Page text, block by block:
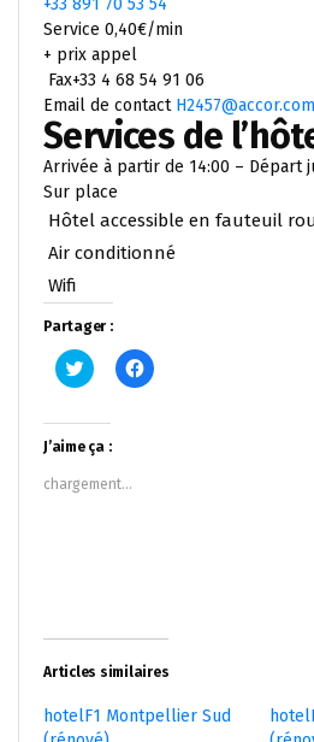
Service 0,40€/min
+ prix appel
Fax+33 4 68 54 91 06
Email de contact H2457@accor.com
Services de
Arrivée à partir de 14:00 – Départ
Sur place
Hôtel accessible en fauteuil
Air conditionné
Wifi
Partager :
Cliquez
pour
Twitter(ouvre
dans
une
nouvelle
fenêtre)
Cliquez
pour
J’aime ça :
chargement…
Articles similaires
hotelF1 Montpellier Sud